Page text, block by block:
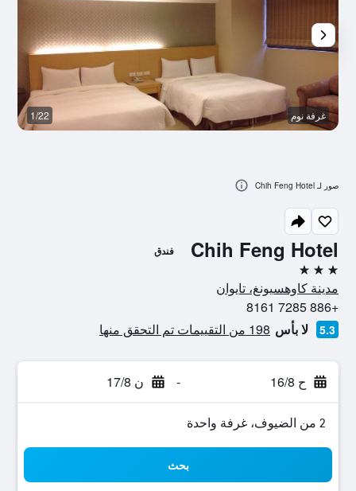
Chih Feng Hotel فندق
3 نجوم
مدينة كاوهسيونغ، تايوان
+886 7285 8161
5.3 لا بأس 198 من التقييمات تم التحقق منها
ح 16/8 - ن 17/8
2 من الضيوف، غرفة واحدة
بحث
غرفة نوم 1/22
صور لـ Chih Feng Hotel